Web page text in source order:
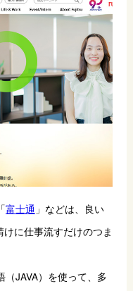
富士通 」などは、良い
に仕事流すだけのつま
JAVA）を使って、多